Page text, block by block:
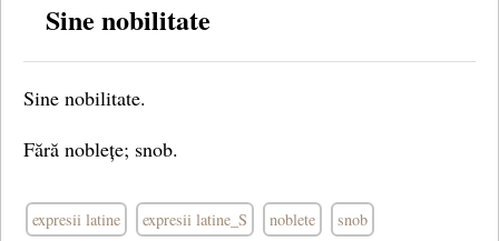
Sine nobilitate
Sine nobilitate.
Fără noblețe; snob.
expresii latine expresii latine_S noblete snob